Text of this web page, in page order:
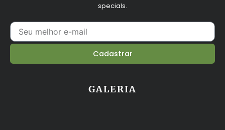
specials.
E
-
m
Cadastrar
GALERIA